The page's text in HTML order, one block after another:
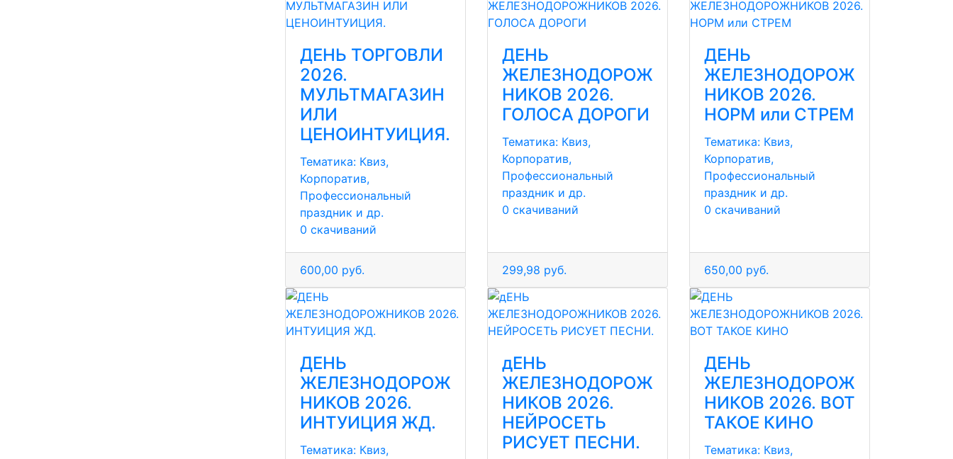
ДЕНЬ ТОРГОВЛИ
2026.
МУЛЬТМАГАЗИН
ИЛИ
ЦЕНОИНТУИЦИЯ.
Тематика: Квиз,
Корпоратив,
Профессиональный
праздник и др.
0 скачиваний
600,00 руб.
ДЕНЬ
ЖЕЛЕЗНОДОРОЖ
НИКОВ 2026.
ГОЛОСА ДОРОГИ
Тематика: Квиз,
Корпоратив,
Профессиональный
праздник и др.
0 скачиваний
299,98 руб.
ДЕНЬ
ЖЕЛЕЗНОДОРОЖ
НИКОВ 2026.
НОРМ или СТРЕМ
Тематика: Квиз,
Корпоратив,
Профессиональный
праздник и др.
0 скачиваний
650,00 руб.
ДЕНЬ
ЖЕЛЕЗНОДОРОЖ
НИКОВ 2026.
ИНТУИЦИЯ ЖД.
Тематика: Квиз,
дЕНЬ
ЖЕЛЕЗНОДОРОЖ
НИКОВ 2026.
НЕЙРОСЕТЬ
РИСУЕТ ПЕСНИ.
ДЕНЬ
ЖЕЛЕЗНОДОРОЖ
НИКОВ 2026. ВОТ
ТАКОЕ КИНО
Тематика: Квиз,